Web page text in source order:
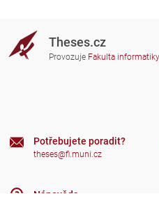
Theses.cz
Provozuje Fakulta
Potřebujete poradit?
theses@fi.muni.cz
Nápověda